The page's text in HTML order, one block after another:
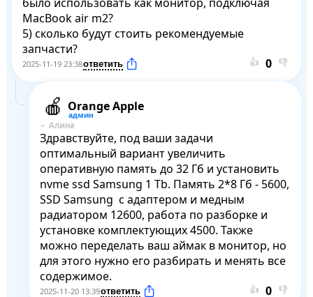
MacBook air m2?
5) сколько будут стоить рекомендуемые
запчасти?
2025-11-19 23:38 👍 👎
Orange Apple
Алина
Здравствуйте, под ваши задачи
оптимальный вариант увеличить
оперативную память до 32 Гб и установить
nvme ssd Samsung 1 Tb. Память 2*8 Гб - 5600,
SSD Samsung  с адаптером и медным
радиатором 12600, работа по разборке и
установке комплектующих 4500. Также
можно переделать ваш аймак в монитор, но
для этого нужно его разбирать и менять все
содержимое.
2025-11-20 13:39 👍 👎